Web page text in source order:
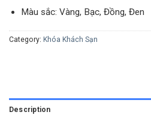
Màu sắc: Vàng, Bạc, Đồng, Đen
Category: Khóa Khách Sạn
Description